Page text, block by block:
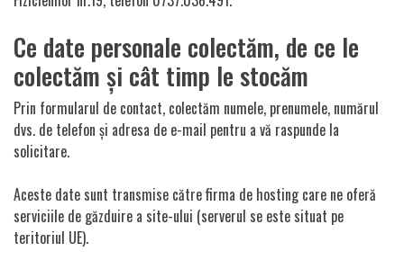
Ce date personale colectăm, de ce le
colectăm și cât timp le stocăm
Prin formularul de contact, colectăm numele, prenumele, numărul
dvs. de telefon și adresa de e-mail pentru a vă raspunde la
solicitare.
Aceste date sunt transmise către firma de hosting care ne oferă
serviciile de găzduire a site-ului (serverul se este situat pe
teritoriul UE).